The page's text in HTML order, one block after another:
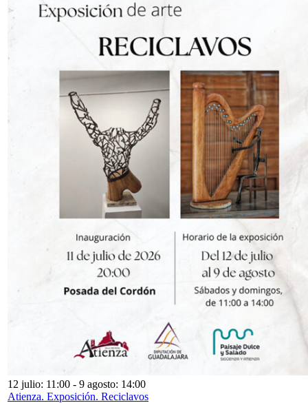
12 julio: 11:00 - 9 agosto: 14:00
Atienza. Exposición. Reciclavos